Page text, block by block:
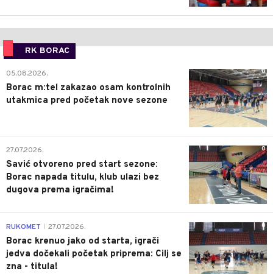
RK BORAC
0
05.08.2026.
Borac m:tel zakazao osam kontrolnih
utakmica pred početak nove sezone
0
27.07.2026.
Savić otvoreno pred start sezone:
Borac napada titulu, klub ulazi bez
dugova prema igračima!
0
RUKOMET 27.07.2026.
Borac krenuo jako od starta, igrači
jedva dočekali početak priprema: Cilj se
zna - titula!